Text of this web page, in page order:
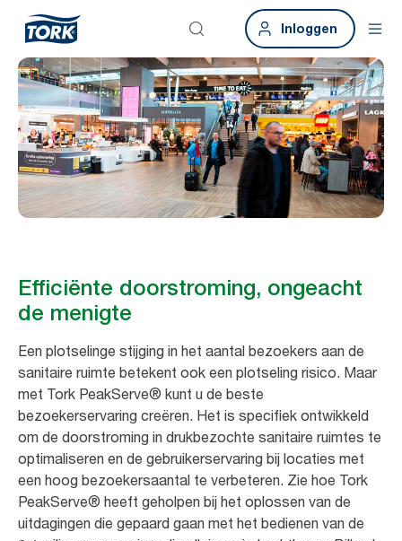
Inloggen
Efficiënte doorstroming, ongeacht
de menigte
Een plotselinge stijging in het aantal bezoekers aan de
sanitaire ruimte betekent ook een plotseling risico. Maar
met Tork PeakServe® kunt u de beste
bezoekerservaring creëren. Het is specifiek ontwikkeld
om de doorstroming in drukbezochte sanitaire ruimtes te
optimaliseren en de gebruikerservaring bij locaties met
een hoog bezoekersaantal te verbeteren. Zie hoe Tork
PeakServe® heeft geholpen bij het oplossen van de
uitdagingen die gepaard gaan met het bedienen van de